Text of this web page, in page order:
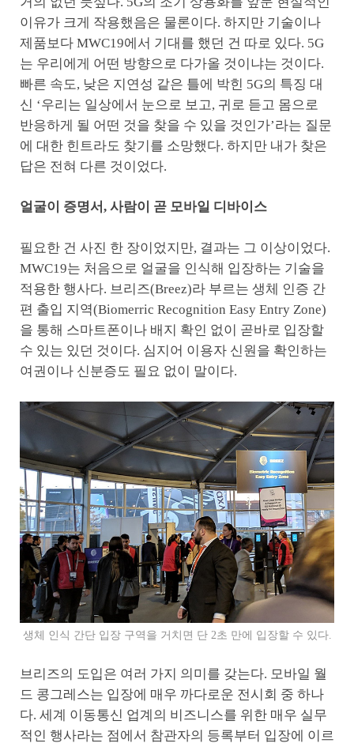
이유가 크게 작용했음은 물론이다. 하지만 기술이나
제품보다 MWC19에서 기대를 했던 건 따로 있다. 5G
는 우리에게 어떤 방향으로 다가올 것이냐는 것이다.
빠른 속도, 낮은 지연성 같은 틀에 박힌 5G의 특징 대
신 ‘우리는 일상에서 눈으로 보고, 귀로 듣고 몸으로
반응하게 될 어떤 것을 찾을 수 있을 것인가’라는 질문
에 대한 힌트라도 찾기를 소망했다. 하지만 내가 찾은
답은 전혀 다른 것이었다.
얼굴이 증명서, 사람이 곧 모바일 디바이스
필요한 건 사진 한 장이었지만, 결과는 그 이상이었다.
MWC19는 처음으로 얼굴을 인식해 입장하는 기술을
적용한 행사다. 브리즈(Breez)라 부르는 생체 인증 간
편 출입 지역(Biomerric Recognition Easy Entry Zone)
을 통해 스마트폰이나 배지 확인 없이 곧바로 입장할
수 있는 있던 것이다. 심지어 이용자 신원을 확인하는
여권이나 신분증도 필요 없이 말이다.
생체 인식 간단 입장 구역을 거치면 단 2초 만에 입장할 수 있다.
브리즈의 도입은 여러 가지 의미를 갖는다. 모바일 월
드 콩그레스는 입장에 매우 까다로운 전시회 중 하나
다. 세계 이동통신 업계의 비즈니스를 위한 매우 실무
적인 행사라는 점에서 참관자의 등록부터 입장에 이르